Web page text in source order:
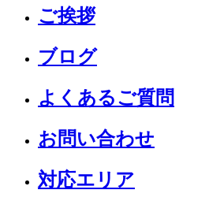
ご挨拶
ブログ
よくあるご質問
お問い合わせ
対応エリア